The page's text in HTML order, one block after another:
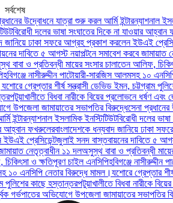
সর্বশেষ
উদ্বোধনে যাত্রা শুরু করল আর্মি ইন্টারন্যাশনাল
দলের ভাষা সংঘাতের দিকে না যাওয়ার আহ্বান
ঢাকা সফরে আগ্রহ প্রকাশ করলেন ইউএই প্রেসিডেন্ট
দাবিতে ৫ আগস্ট নয়াপল্টনে সমাবেশ করবে জামায়াত
ও প্রতিবন্ধী মায়ের সংসার চালাতেন আলিফ, চিকিৎসা
নাসীরুদ্দীন পাটোয়ারী-সারজিস আলমসহ ১০ এনসিপি
গ্রেপ্তার শীর্ষ সন্ত্রাসী ডেভিড ইমন, চট্টগ্রাম পুলিশের
বিধবা নারীকে বিয়ের প্রলোভনে ধর্ষণ এবং
জামায়াতের সভাপতির বিরুদ্ধেসেনা প্রধানের
ইসলামিক ইনস্টিটিউটবিরোধী দলের ভাষা
ফখরুলেরবাংলাদেশকে ধন্যবাদ জানিয়ে ঢাকা সফরে
প্রেসিডেন্টজুলাই সনদ বাস্তবায়নের দাবিতে ৫ আগস্ট
নেতৃত্বাধীন ১১ দলঅসুস্থ বাবা ও প্রতিবন্ধী মায়ের
ও ক্ষতিপূরণ চাইল এনসিপিহবিগঞ্জে নাসীরুদ্দীন
নেতার বিরুদ্ধে মামল।যশোরে গ্রেপ্তার শীর্ষ
কাছে হস্তান্তরপটুয়াখালীতে বিধবা নারীকে বিয়ের
অভিযোগে উপজেলা জামায়াতের সভাপতির